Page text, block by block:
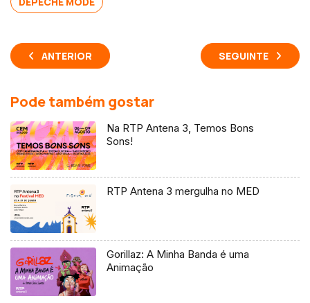
ANTERIOR SEGUINTE
Pode também gostar
Na RTP Antena 3, Temos Bons
Sons!
RTP Antena 3 mergulha no MED
Gorillaz: A Minha Banda é uma
Animação